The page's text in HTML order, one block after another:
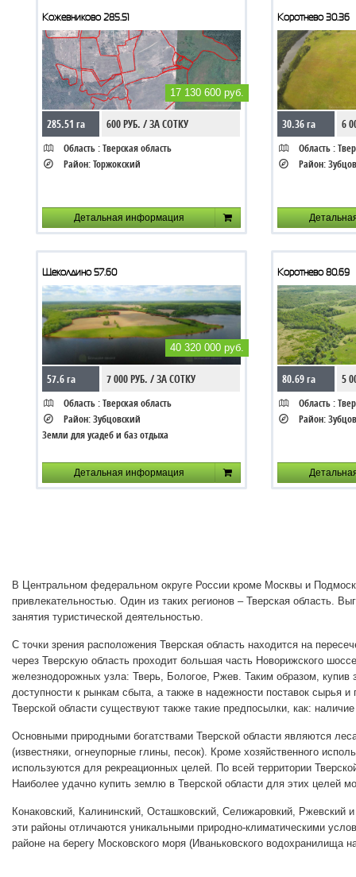
Кожевниково 285.51
17 130 600 руб.
285.51 га 600 РУБ. / ЗА СОТКУ
Область :Тверская область
Район:Торжокский
Детальная информация
Коротнево 30.36
30.36 га 6
Область :
Район:
Щеколдино 57.60
40 320 000 руб.
57.6 га 7 000 РУБ. / ЗА СОТКУ
Область :Тверская область
Район:Зубцовский
Земли для усадеб и баз отдыха
Детальная информация
Коротнево 80.69
80.69 га 5
Область :
Район:
В Центральном федеральном округе России кроме Москвы и
привлекательностью. Один из таких регионов – Тверская область.
занятия туристической деятельностью.
С точки зрения расположения Тверская область находится на
через Тверскую область проходит большая часть Новорижского
железнодорожных узла: Тверь, Бологое, Ржев. Таким образом,
доступности к рынкам сбыта, а также в надежности поставок сырья
Тверской области существуют также такие предпосылки, как:
Основными природными богатствами Тверской области являются
(известняки, огнеупорные глины, песок). Кроме хозяйственного
используются для рекреационных целей. По всей территории
Наиболее удачно купить землю в Тверской области для этих целей
Конаковский, Калининский, Осташковский, Селижаровкий, Ржевский
эти районы отличаются уникальными природно-климатическими
районе на берегу Московского моря (Иваньковского